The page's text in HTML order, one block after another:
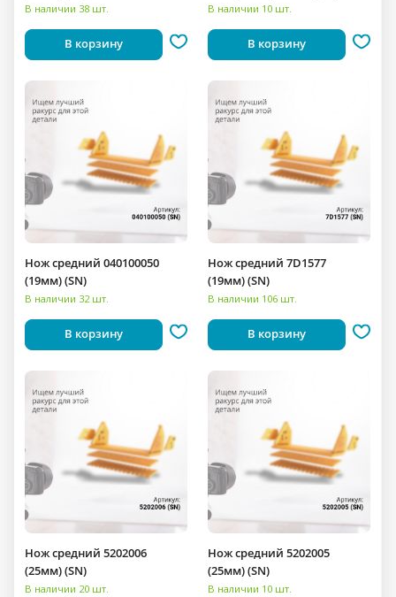
В наличии 38 шт.
В корзину
В наличии 10 шт.
В корзину
Нож средний 040100050
(19мм) (SN)
В наличии 32 шт.
В корзину
Нож средний 7D1577
(19мм) (SN)
В наличии 106 шт.
В корзину
Нож средний 5202006
(25мм) (SN)
В наличии 20 шт.
Нож средний 5202005
(25мм) (SN)
В наличии 10 шт.